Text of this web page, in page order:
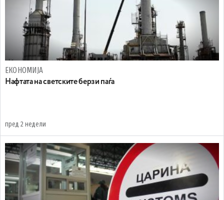
ЕКОНОМИЈА
Нафтата на светските берзи паѓа
пред 2 недели